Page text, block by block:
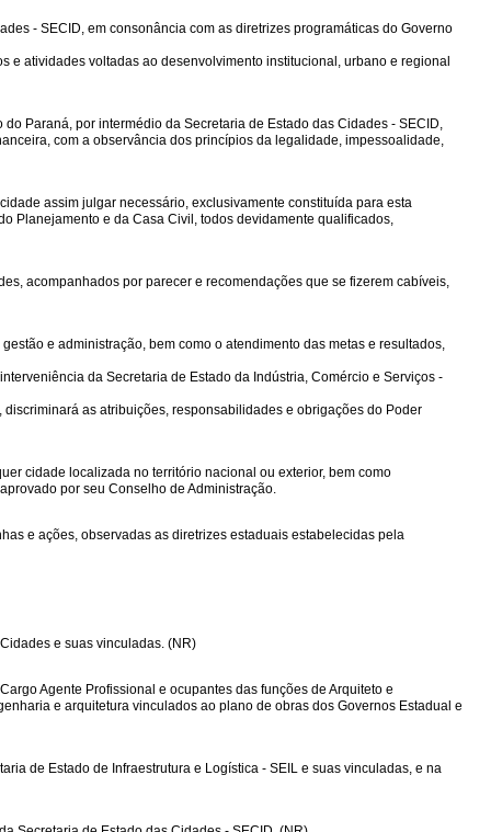
- SECID, em consonância com as diretrizes programáticas do Governo
e atividades voltadas ao desenvolvimento institucional, urbano e regional
Paraná, por intermédio da Secretaria de Estado das Cidades - SECID,
com a observância dos princípios da legalidade, impessoalidade,
assim julgar necessário, exclusivamente constituída para esta
Planejamento e da Casa Civil, todos devidamente qualificados,
acompanhados por parecer e recomendações que se fizerem cabíveis,
e administração, bem como o atendimento das metas e resultados,
da Secretaria de Estado da Indústria, Comércio e Serviços -
as atribuições, responsabilidades e obrigações do Poder
cidade localizada no território nacional ou exterior, bem como
por seu Conselho de Administração.
e ações, observadas as diretrizes estaduais estabelecidas pela
e suas vinculadas. (NR)
Agente Profissional e ocupantes das funções de Arquiteto e
e arquitetura vinculados ao plano de obras dos Governos Estadual e
de Estado de Infraestrutura e Logística - SEIL e suas vinculadas, e na